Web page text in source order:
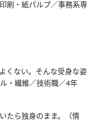
刷・紙パルプ／事務系専
くない。そんな受身な姿
・繊維／技術職／4年
たら独身のまま。（情